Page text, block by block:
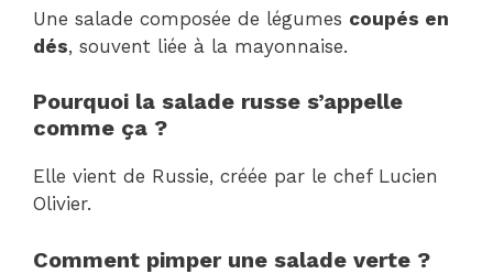
Une salade composée de légumes coupés en
dés, souvent liée à la mayonnaise.
Pourquoi la salade russe s’appelle
comme ça ?
Elle vient de Russie, créée par le chef Lucien
Olivier.
Comment pimper une salade verte ?